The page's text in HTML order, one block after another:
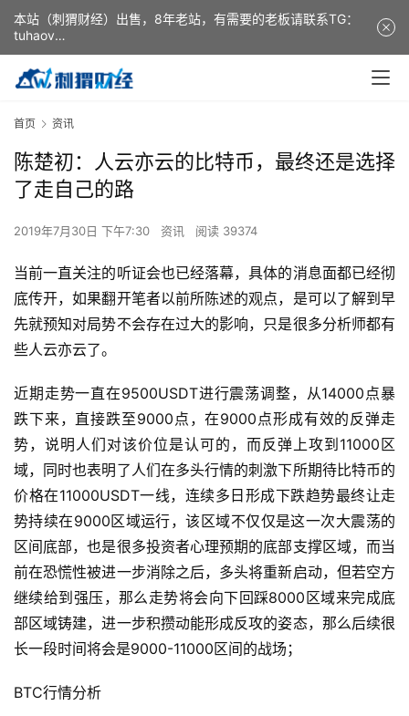
首页 资讯
陈楚初：人云亦云的比特币，最终还是选择
了走自己的路
2019年7月30日 下午7:30 资讯 阅读 39374
当前一直关注的听证会也已经落幕，具体的消息面都已经彻
底传开，如果翻开笔者以前所陈述的观点，是可以了解到早
先就预知对局势不会存在过大的影响，只是很多分析师都有
些人云亦云了。
近期走势一直在9500USDT进行震荡调整，从14000点暴
跌下来，直接跌至9000点，在9000点形成有效的反弹走
势，说明人们对该价位是认可的，而反弹上攻到11000区
域，同时也表明了人们在多头行情的刺激下所期待比特币的
价格在11000USDT一线，连续多日形成下跌趋势最终让走
势持续在9000区域运行，该区域不仅仅是这一次大震荡的
区间底部，也是很多投资者心理预期的底部支撑区域，而当
前在恐慌性被进一步消除之后，多头将重新启动，但若空方
继续给到强压，那么走势将会向下回踩8000区域来完成底
部区域铸建，进一步积攒动能形成反攻的姿态，那么后续很
长一段时间将会是9000-11000区间的战场；
BTC行情分析
本站（刺猬财经）出售，8年老站，有需要的老板请联系TG：
tuhaov
This website (ciweicaijing) is for sale. It is a 8-year-old
website. If you need it, please contact TG: tuhaov